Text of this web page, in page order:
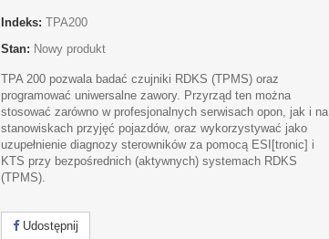
Indeks: TPA200
Stan: Nowy produkt
TPA 200 pozwala badać czujniki RDKS (TPMS) oraz
programować uniwersalne zawory. Przyrząd ten można
stosować zarówno w profesjonalnych serwisach opon, jak i na
stanowiskach przyjęć pojazdów, oraz wykorzystywać jako
uzupełnienie diagnozy sterowników za pomocą ESI[tronic] i
KTS przy bezpośrednich (aktywnych) systemach RDKS
(TPMS).
Udostępnij